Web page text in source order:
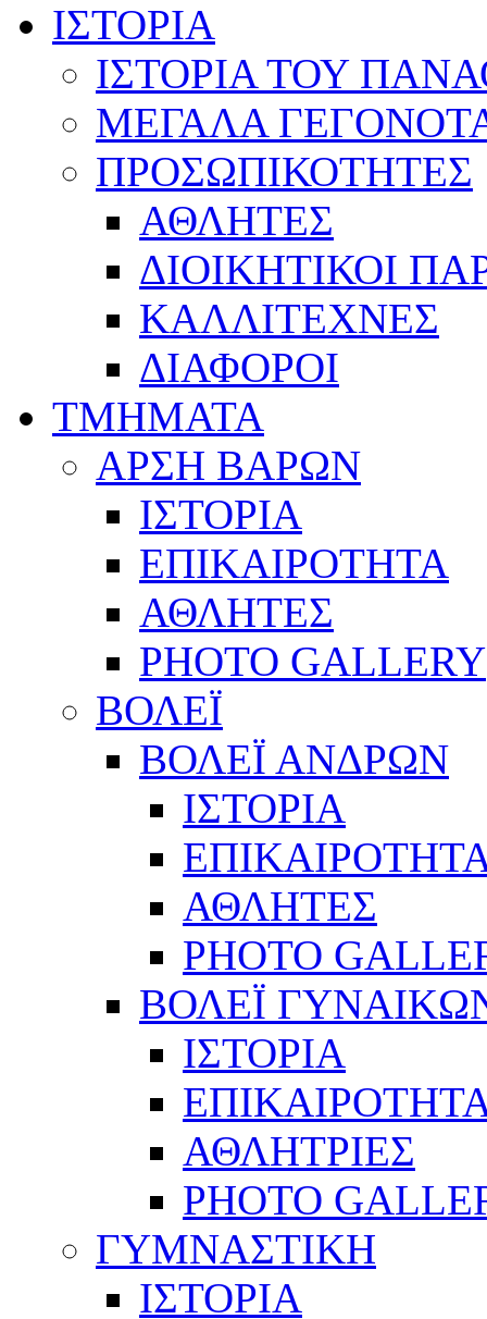
ΙΣΤΟΡΙΑ
ΙΣΤΟΡΙΑ ΤΟΥ
ΜΕΓΑΛΑ
ΠΡΟΣΩΠΙΚΟΤΗΤΕΣ
ΑΘΛΗΤΕΣ
ΔΙΟΙΚΗΤΙΚΟΙ
ΚΑΛΛΙΤΕΧΝΕΣ
ΔΙΑΦΟΡΟΙ
ΤΜΗΜΑΤΑ
ΑΡΣΗ ΒΑΡΩΝ
ΙΣΤΟΡΙΑ
ΕΠΙΚΑΙΡΟΤΗΤΑ
ΑΘΛΗΤΕΣ
PHOTO GALLERY
ΒΟΛΕΪ
ΒΟΛΕΪ ΑΝΔΡΩΝ
ΙΣΤΟΡΙΑ
ΑΘΛΗΤΕΣ
PHOTO
ΒΟΛΕΪ
ΙΣΤΟΡΙΑ
ΑΘΛΗΤΡΙΕΣ
PHOTO
ΓΥΜΝΑΣΤΙΚΗ
ΙΣΤΟΡΙΑ